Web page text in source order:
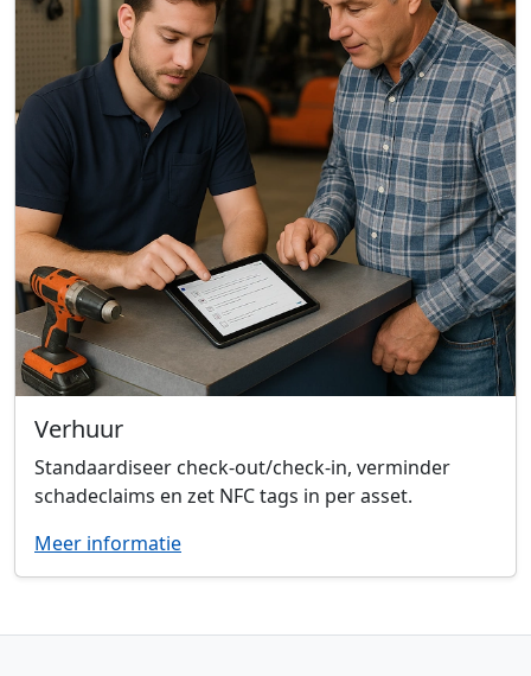
Verhuur
Standaardiseer check-out/check-in, verminder
schadeclaims en zet NFC tags in per asset.
Meer informatie